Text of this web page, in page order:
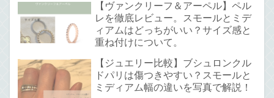
【ヴァンクリーフ＆アーペル】ペル
レを徹底レビュー。スモールとミデ
ィアムはどっちがいい？サイズ感と
重ね付けについて。
【ジュエリー比較】ブシュロンクル
ドパリは傷つきやすい？スモールと
ミディアム幅の違いを写真で解説！